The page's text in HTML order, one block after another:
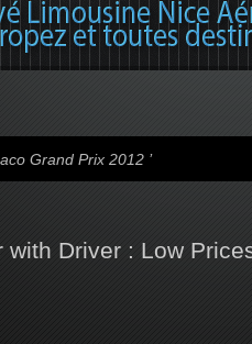
Grand Prix 2012 ’
with Driver : Low